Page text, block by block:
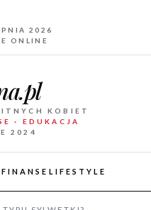
2026
ONLINE
KOBIET
· EDUKACJA
2024
FINANSE LIFESTYLE